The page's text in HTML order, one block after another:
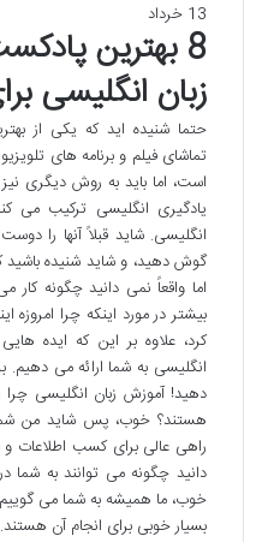
13 خرداد
8 بهترین
زبان انگلیسی
حتما شنیده اید که یکی از
تماشای فیلم و برنامه های
است، اما باید به روش دیگری
یادگیری انگلیسی ترکیب می
انگلیسی. شاید قبلاً آنها را
گوش دهید، و شاید شنیده باشید
اما واقعاً نمی دانید چگونه
بیشتر در مورد اینکه چرا
کرد، علاوه بر این که ایده
انگلیسی به شما ارائه می دهیم.
دهید! آموزش زبان انگلیسی چرا
هستند؟ خوب، پس شاید من شما
راهی عالی برای کسب اطلاعات
دانید چگونه می توانند به شما
خوب، ما همیشه به شما می گوییم
بسیار خوبی برای انجام آن